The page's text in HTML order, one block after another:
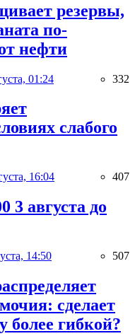
резервы,
по-
нефти
01:24 332
слабого
16:04 407
3 августа до
14:50 507
сделает
более гибкой?